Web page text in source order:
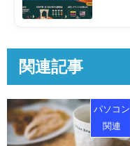
関連記事
パソコン
関連